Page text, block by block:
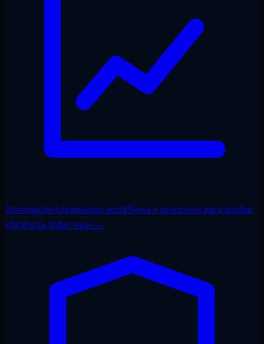
AutomaçãoAutomatizar workflows e processos para ganhar
eficiência.Saber mais →